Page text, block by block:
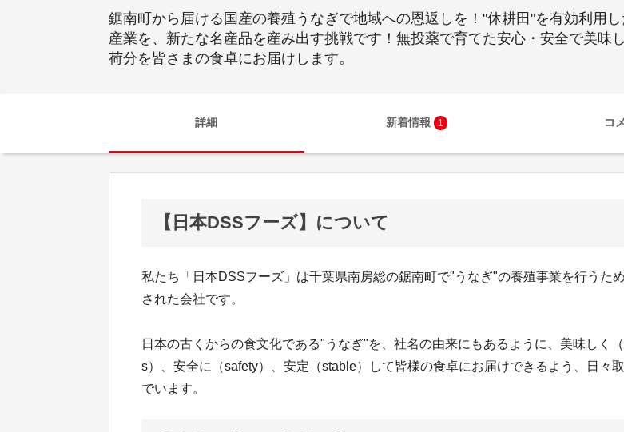
鋸南町から届ける国産の養殖うなぎで地域への恩返しを！"休耕田"を有効利用
産業を、新たな名産品を産み出す挑戦です！無投薬で育てた安心・安全で美味
荷分を皆さまの食卓にお届けします。
詳細 新着情報 1 コ
【日本DSSフーズ】について
私たち「日本DSSフーズ」は千葉県南房総の鋸南町で"うなぎ"の養殖事業を行うた
された会社です。
日本の古くからの食文化である"うなぎ"を、社名の由来にもあるように、美味しく
s）、安全に（safety）、安定（stable）して皆様の食卓にお届けできるよう、日々
でいます。